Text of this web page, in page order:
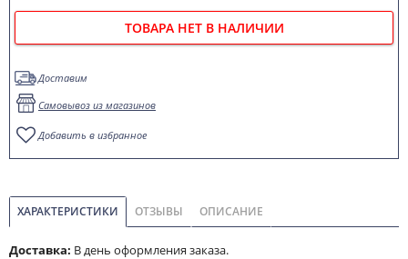
ТОВАРА НЕТ В НАЛИЧИИ
Доставим
Самовывоз из магазинов
Добавить в избранное
ХАРАКТЕРИСТИКИ ОТЗЫВЫ ОПИСАНИЕ
Доставка: В день оформления заказа.